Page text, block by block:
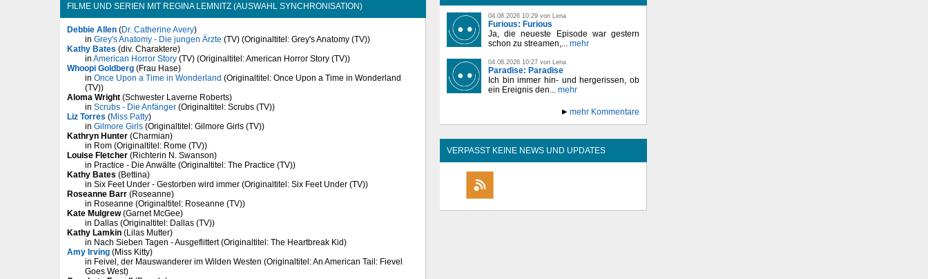
FILME UND SERIEN MIT REGINA LEMNITZ (AUSWAHL SYNCHRONISATION)
Debbie Allen (Dr. Catherine Avery)
in Grey's Anatomy - Die jungen Ärzte (TV) (Originaltitel: Grey's Anatomy (TV))
Kathy Bates (div. Charaktere)
in American Horror Story (TV) (Originaltitel: American Horror Story (TV))
Whoopi Goldberg (Frau Hase)
in Once Upon a Time in Wonderland (Originaltitel: Once Upon a Time in Wonderland
(TV))
Aloma Wright (Schwester Laverne Roberts)
in Scrubs - Die Anfänger (Originaltitel: Scrubs (TV))
Liz Torres (Miss Patty)
in Gilmore Girls (Originaltitel: Gilmore Girls (TV))
Kathryn Hunter (Charmian)
in Rom (Originaltitel: Rome (TV))
Louise Fletcher (Richterin N. Swanson)
in Practice - Die Anwälte (Originaltitel: The Practice (TV))
Kathy Bates (Bettina)
in Six Feet Under - Gestorben wird immer (Originaltitel: Six Feet Under (TV))
Roseanne Barr (Roseanne)
in Roseanne (Originaltitel: Roseanne (TV))
Kate Mulgrew(Garnet McGee)
in Dallas (Originaltitel: Dallas (TV))
Kathy Lamkin (Lilas Mutter)
in Nach Sieben Tagen - Ausgeflittert (Originaltitel: The Heartbreak Kid)
Amy Irving (Miss Kitty)
in Feivel, der Mauswanderer im Wilden Westen (Originaltitel: An American Tail: Fievel
Goes West)
04.08.2026 10:29 von Lena
Furious: Furious
Ja, die neueste Episode war gestern
schon zu streamen,... mehr
04.08.2026 10:27 von Lena
Paradise: Paradise
Ich bin immer hin- und hergerissen, ob
ein Ereignis den... mehr
mehr Kommentare
VERPASST KEINE NEWS UND UPDATES